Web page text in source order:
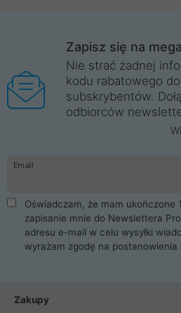
Wrocław, Poznań, Legnica,
Trzebnica, Opole. Szybka i
ProLine to polska firma ze 100%
legalnie i płacimy podatki w naszym
główną w Mirkowie oraz salony na
komunikacja ze sklepem
danych osobowych. Dlatego
ProLine to czysta przyjemność i
Zaopatrzysz się u nas w akcesoria i
takie jak procesory, karty graficzne,
dyski SSD, M.2 oraz HDD. Nasi
najlepszy zasilacz komputerowy
Poza komputerami mamy również
Smartfony takich producentów jak
wentylatory. Na koniec mając już to
Zapisz się na
Nie strać żadnej
kodu rabatowego
subskrybentów.
odbiorców
Email
Oświadczam, że mam ukończone
zapisanie mnie do Newslettera
adresu e-mail w celu wysyłki
wyrażam zgodę na postanowienia
Zakupy